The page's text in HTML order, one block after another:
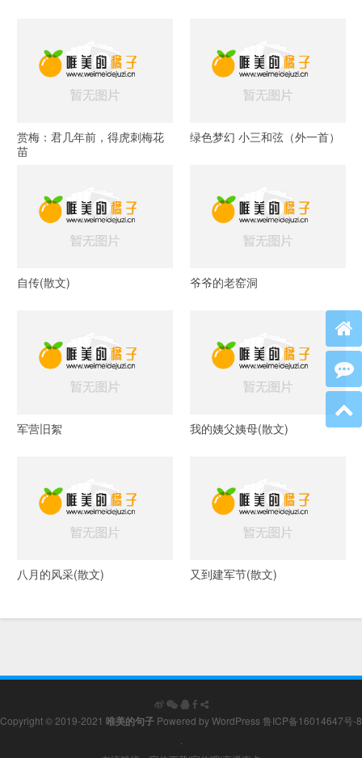
赏梅：君几年前，得虎刺梅花
苗
绿色梦幻 小三和弦（外一首）
自传(散文) 爷爷的老窑洞
军营旧絮 我的姨父姨母(散文)
八月的风采(散文) 又到建军节(散文)
Copyright © 2019-2021 唯美的句子 Powered byWordPress鲁ICP备16014647号-8